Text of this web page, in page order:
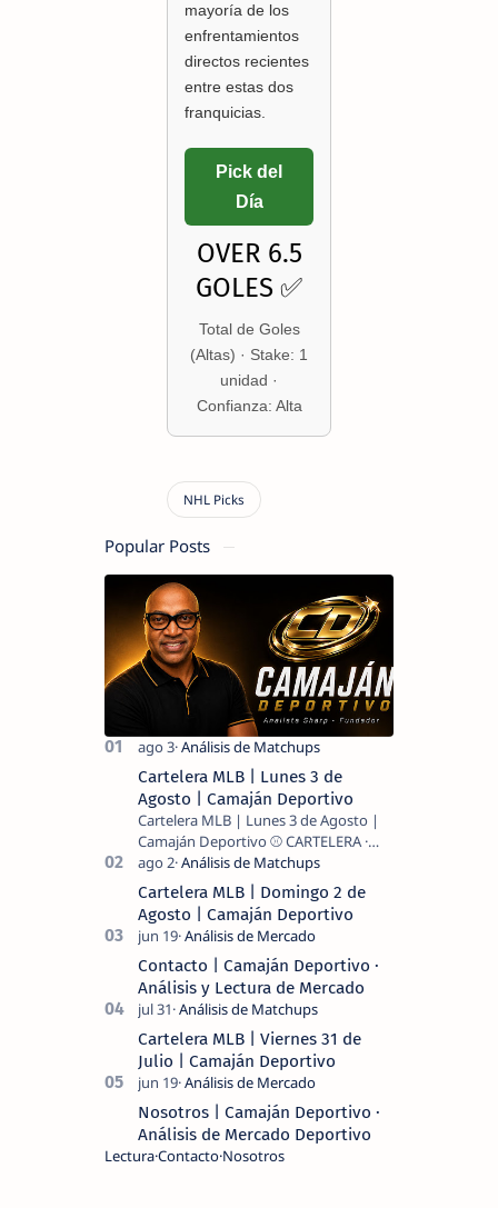
mayoría de los
enfrentamientos
directos recientes
entre estas dos
franquicias.
Pick del
Día
OVER 6.5
GOLES ✅
Total de Goles
(Altas) · Stake: 1
unidad ·
Confianza: Alta
Popular Posts
Cartelera MLB | Lunes 3 de
Agosto | Camaján Deportivo
Cartelera MLB | Lunes 3 de Agosto |
Camaján Deportivo ⚾ CARTELERA ·
Cartelera MLB | Domingo 2 de
Agosto | Camaján Deportivo
Contacto | Camaján Deportivo ·
Análisis y Lectura de Mercado
Cartelera MLB | Viernes 31 de
Julio | Camaján Deportivo
Nosotros | Camaján Deportivo ·
Análisis de Mercado Deportivo
LecturaContacto Nosotros